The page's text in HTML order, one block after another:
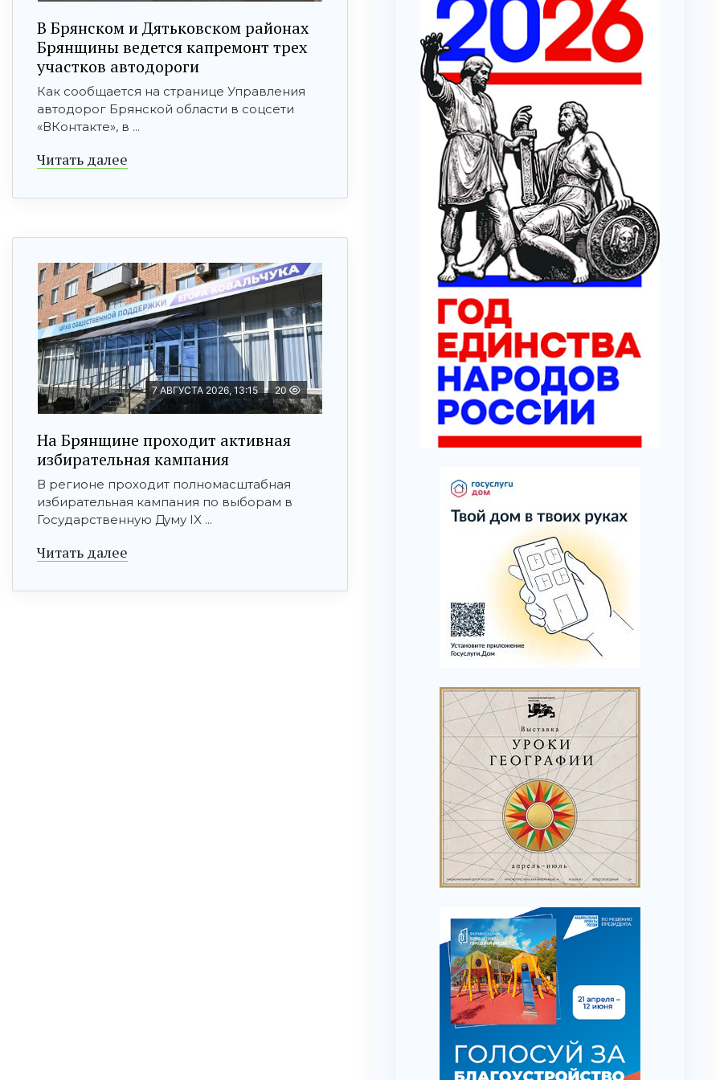
В Брянском и Дятьковском районах
Брянщины ведется капремонт трех
участков автодороги
Как сообщается на странице Управления
автодорог Брянской области в соцсети
«ВКонтакте», в ...
Читать далее
7 АВГУСТА 2026, 13:15 20
На Брянщине проходит активная
избирательная кампания
В регионе проходит полномасштабная
избирательная кампания по выборам в
Государственную Думу IX ...
Читать далее